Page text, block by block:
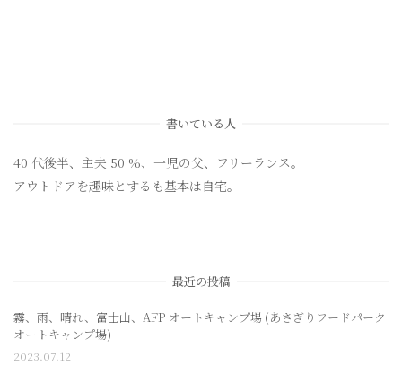
書いている人
40 代後半、主夫 50 %、一児の父、フリーランス。
アウトドアを趣味とするも基本は自宅。
最近の投稿
霧、雨、晴れ、富士山、AFP オートキャンプ場 (あさぎりフードパーク
オートキャンプ場)
2023.07.12